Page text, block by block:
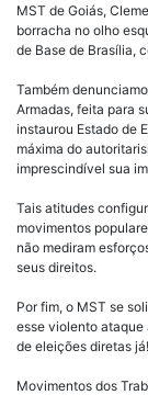
MST de Goiás,
borracha no olho
de Base de Brasília,
Também
Armadas, feita para
instaurou Estado de
máxima do
imprescindível sua
Tais atitudes
movimentos
não mediram
seus direitos.
Por fim, o MST se
esse violento ataque
de eleições diretas já!
Movimentos dos